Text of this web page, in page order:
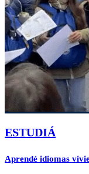
ESTUDIÁ
Aprendé idiomas